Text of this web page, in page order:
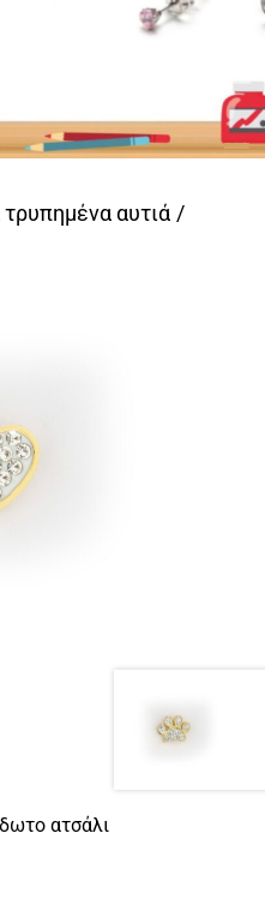
τρυπημένα αυτιά
ατσάλι